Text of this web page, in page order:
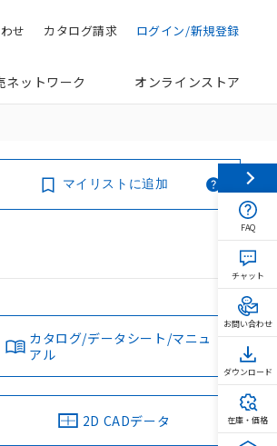
ログイン/新規登録
カタログ請求
せ
ネットワーク オンラインストア
マイリストに追加
カタログ/データシート/マニュ
アル
2D CADデータ
FAQ
チャット
お問い合わせ
ダウンロード
在庫・価格